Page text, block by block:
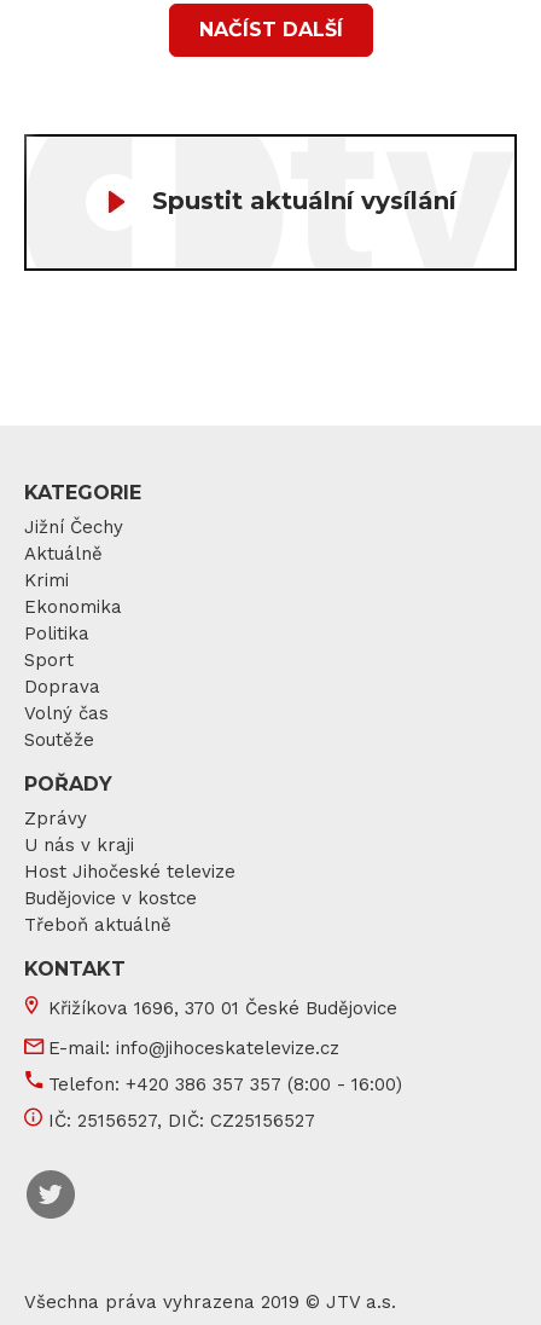
NAČÍST DALŠÍ
Spustit aktuální vysílání
KATEGORIE
Jižní Čechy
Aktuálně
Krimi
Ekonomika
Politika
Sport
Doprava
Volný čas
Soutěže
POŘADY
Zprávy
U nás v kraji
Host Jihočeské televize
Budějovice v kostce
Třeboň aktuálně
KONTAKT
Křižíkova 1696, 370 01 České Budějovice
E-mail: info@jihoceskatelevize.cz
Telefon: +420 386 357 357 (8:00 - 16:00)
IČ: 25156527, DIČ: CZ25156527
Všechna práva vyhrazena 2019 © JTV a.s.